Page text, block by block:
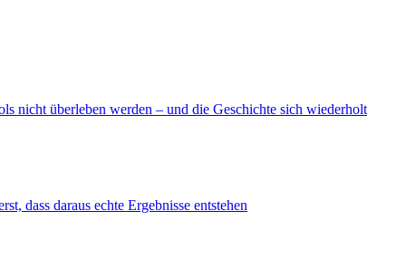
nicht überleben werden – und die Geschichte sich wiederholt
dass daraus echte Ergebnisse entstehen